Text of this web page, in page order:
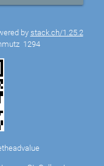
by stack.ch/1.25.2
1294